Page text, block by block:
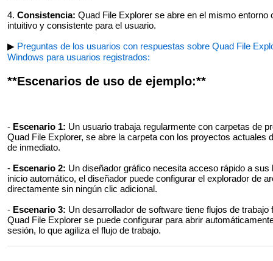
4. Consistencia: Quad File Explorer se abre en el mismo
intuitivo y consistente para el usuario.
▶ Preguntas de los usuarios con respuestas sobre Quad File
Windows para usuarios registrados:
**Escenarios de uso de ejemplo:**
- Escenario 1: Un usuario trabaja regularmente con carpetas de
Quad File Explorer, se abre la carpeta con los proyectos actuales
de inmediato.
- Escenario 2: Un diseñador gráfico necesita acceso rápido a
inicio automático, el diseñador puede configurar el explorador de
directamente sin ningún clic adicional.
- Escenario 3: Un desarrollador de software tiene flujos de
Quad File Explorer se puede configurar para abrir
sesión, lo que agiliza el flujo de trabajo.